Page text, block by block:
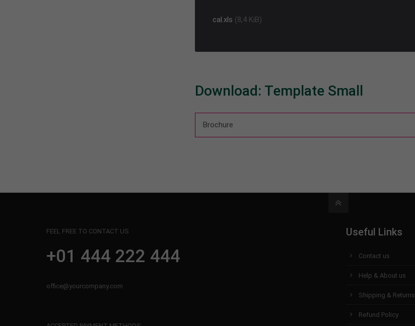
cal.xls (8,4 KiB)
Download: Template Small
Brochure
FEEL FREE TO CONTACT US
+01 444 222 444
office@yourcompany.com
Useful Links
Contact us
Help & About us
Shipping & Returns
Refund Policy